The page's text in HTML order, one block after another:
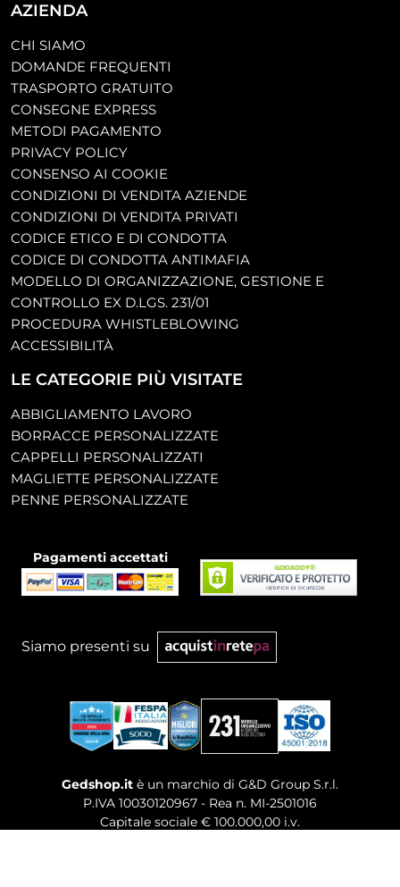
AZIENDA
CHI SIAMO
DOMANDE FREQUENTI
TRASPORTO GRATUITO
CONSEGNE EXPRESS
METODI PAGAMENTO
PRIVACY POLICY
CONSENSO AI COOKIE
CONDIZIONI DI VENDITA AZIENDE
CONDIZIONI DI VENDITA PRIVATI
CODICE ETICO E DI CONDOTTA
CODICE DI CONDOTTA ANTIMAFIA
MODELLO DI ORGANIZZAZIONE, GESTIONE E
CONTROLLO EX D.LGS. 231/01
PROCEDURA WHISTLEBLOWING
ACCESSIBILITÀ
LE CATEGORIE PIÙ VISITATE
ABBIGLIAMENTO LAVORO
BORRACCE PERSONALIZZATE
CAPPELLI PERSONALIZZATI
MAGLIETTE PERSONALIZZATE
PENNE PERSONALIZZATE
Pagamenti accettati
Siamo presenti su
Gedshop.it è un marchio di G&D Group S.r.l.
P.IVA 10030120967 - Rea n. MI-2501016
Capitale sociale € 100.000,00 i.v.